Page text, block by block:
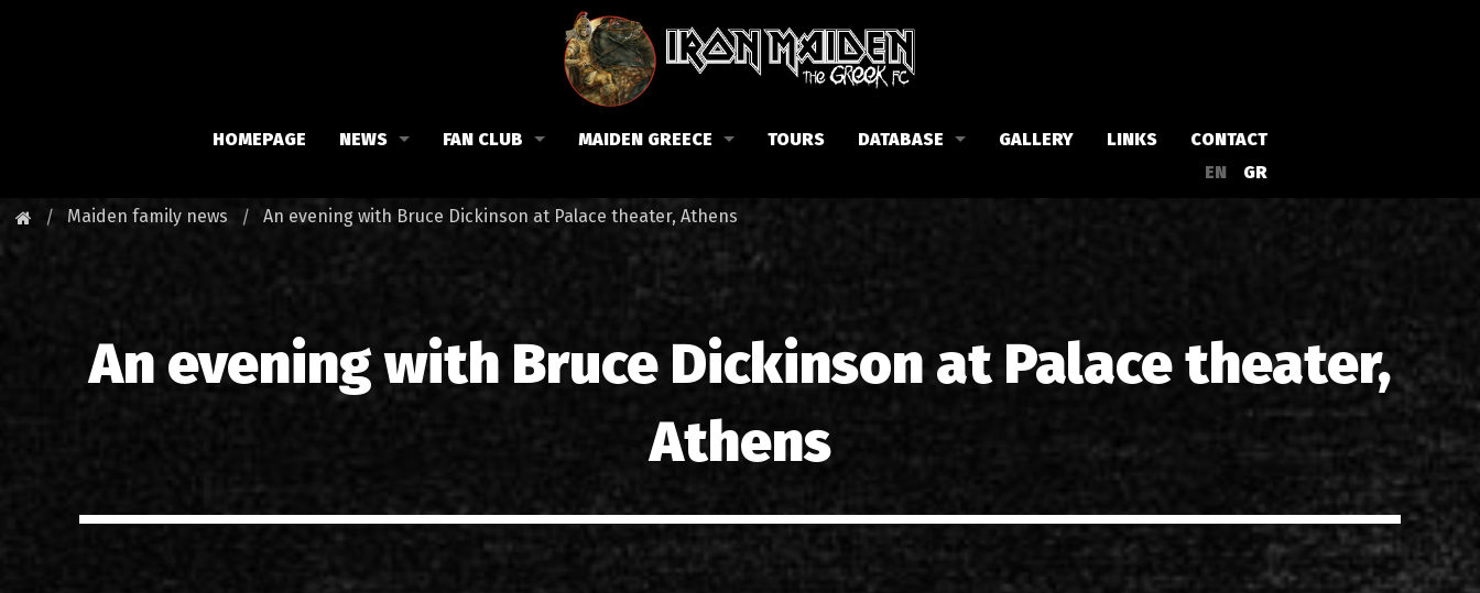
HOMEPAGE NEWS FAN CLUB
Fan Club news
MAIDEN GREECE
Tickets
List of songs in Greece
Photos in Greece 1988-09-13 Nea Filadelfia
1998-09-04 Likavittos
2000-11-10 Agios Kosmas
2005-06-21 Malakasa
TOURS DATABASE
Singles
Compilations
List of recordings
Reviews
GALLERY LINKS
CONTACT
EN
GR
Maiden family news An evening with Bruce Dickinson at Palace theater, Athens
An evening with Bruce Dickinson at Palace theater,
Athens